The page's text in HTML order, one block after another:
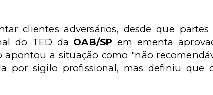
clientes adversários, desde que partes
do TED da OAB/SP em ementa
apontou a situação como "não
por sigilo profissional, mas definiu que